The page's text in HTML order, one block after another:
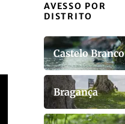
AVESSO POR
DISTRITO
Castelo Branco
Bragança